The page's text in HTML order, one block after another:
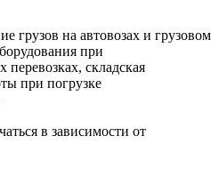
грузов на автовозах и грузовом
при
складская
при погрузке
в зависимости от